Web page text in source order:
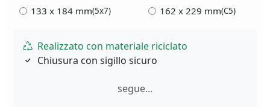
133 x 184 mm(5x7) 162 x 229 mm(C5)
Realizzato con materiale riciclato
Chiusura con sigillo sicuro
segue...